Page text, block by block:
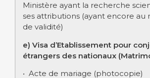
Ministère ayant la recherche
ses attributions (ayant encore au
de validité)
e) Visa d’Etablissement pour
étrangers des nationaux
• Acte de mariage (photocopie)